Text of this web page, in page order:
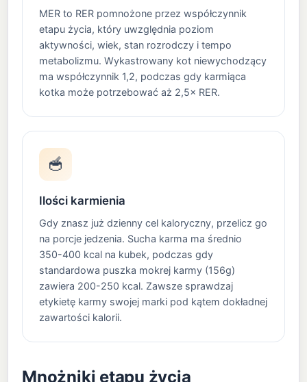
MER to RER pomnożone przez współczynnik
etapu życia, który uwzględnia poziom
aktywności, wiek, stan rozrodczy i tempo
metabolizmu. Wykastrowany kot niewychodzący
ma współczynnik 1,2, podczas gdy karmiąca
kotka może potrzebować aż 2,5× RER.
🥣
Ilości karmienia
Gdy znasz już dzienny cel kaloryczny, przelicz go
na porcje jedzenia. Sucha karma ma średnio
350-400 kcal na kubek, podczas gdy
standardowa puszka mokrej karmy (156g)
zawiera 200-250 kcal. Zawsze sprawdzaj
etykietę karmy swojej marki pod kątem dokładnej
zawartości kalorii.
Mnożniki etapu życia